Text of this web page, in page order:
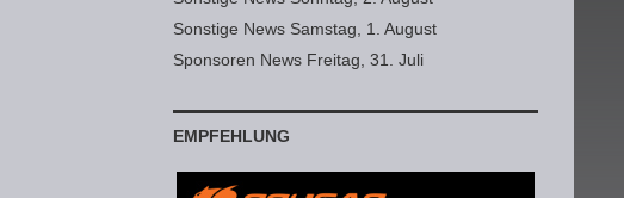
Sonstige News Samstag, 1. August
Sponsoren News Freitag, 31. Juli
EMPFEHLUNG